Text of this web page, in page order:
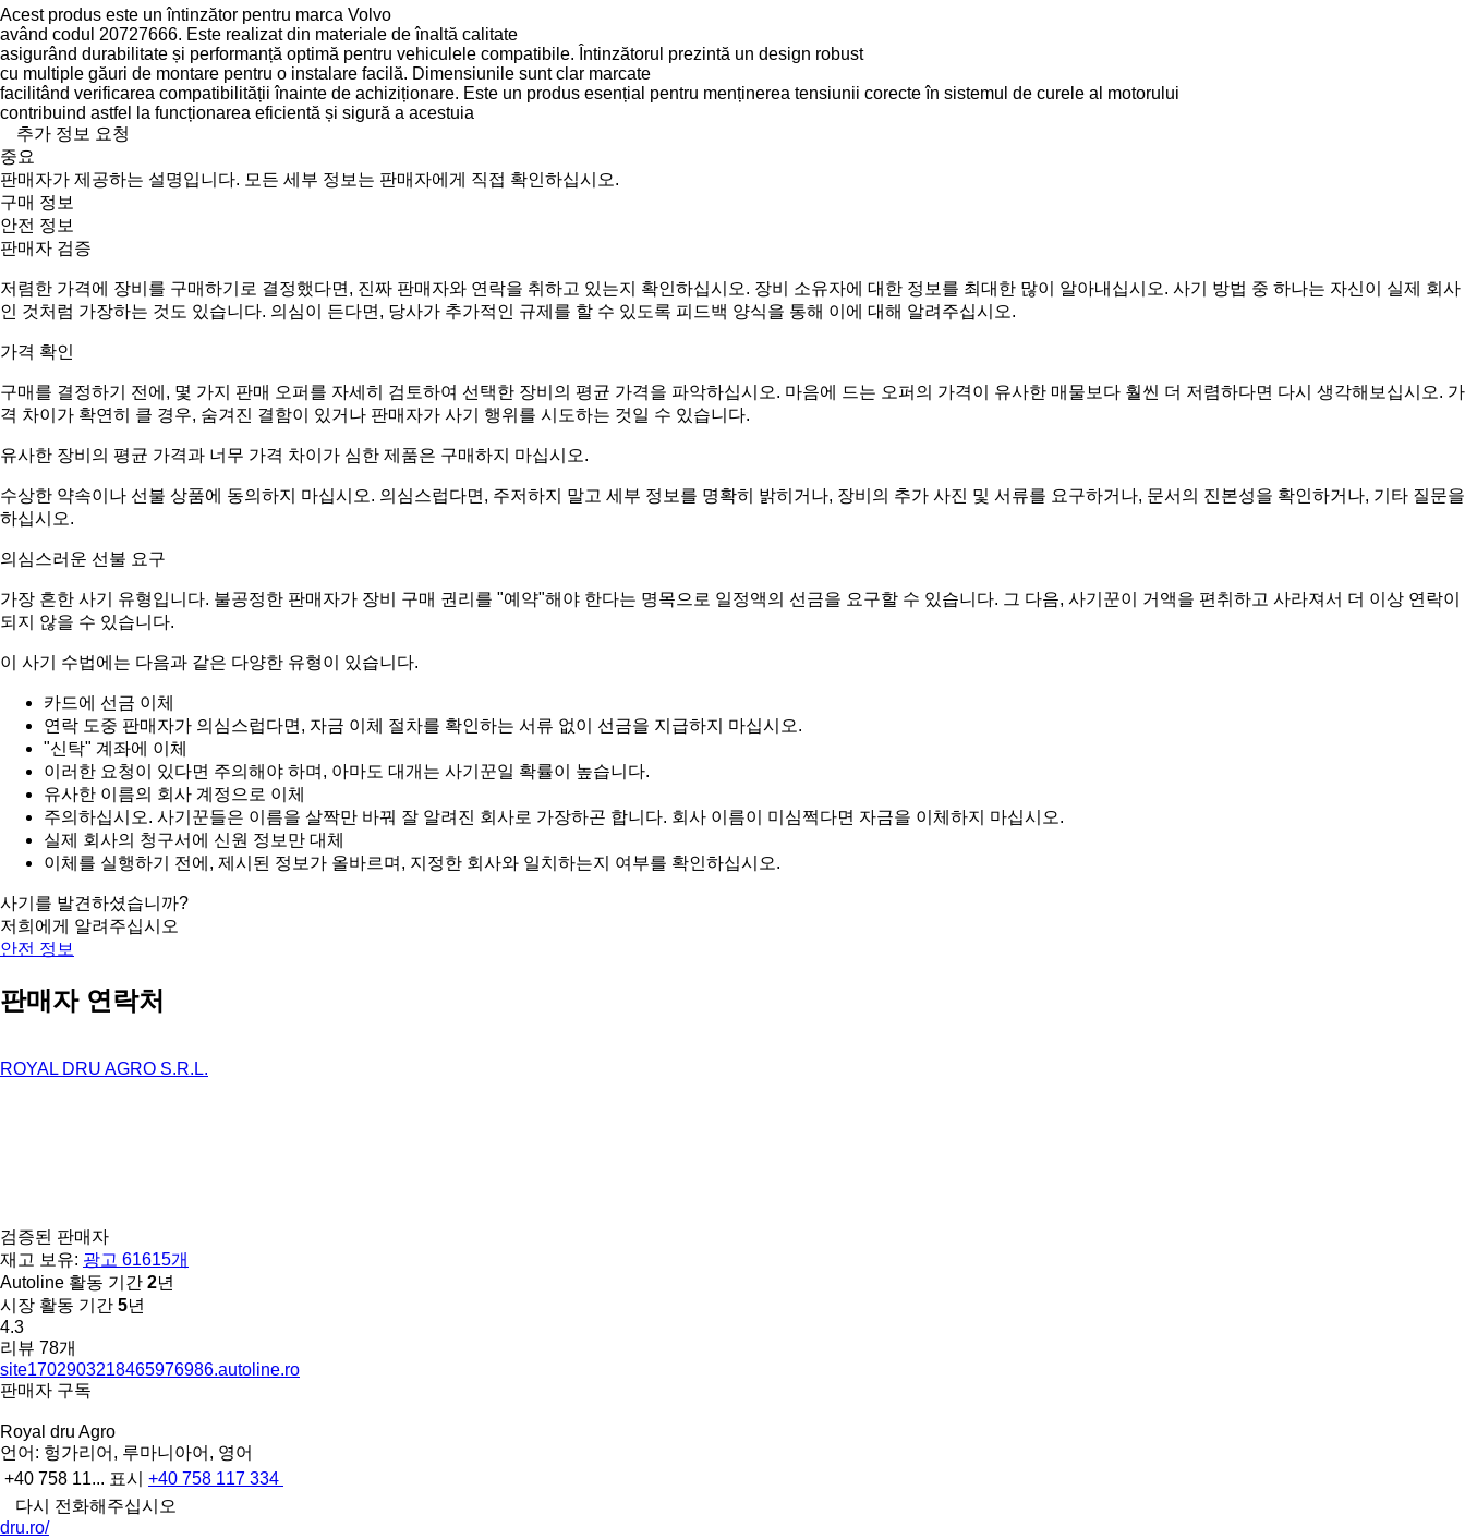
Acest produs este un întinzător pentru marca Volvo
având codul 20727666. Este realizat din materiale de înaltă calitate
asigurând durabilitate și performanță optimă pentru vehiculele compatibile. Întinzătorul prezintă un design robust
cu multiple găuri de montare pentru o instalare facilă. Dimensiunile sunt clar marcate
facilitând verificarea compatibilității înainte de achiziționare. Este un produs esențial pentru menținerea tensiunii corecte în sistemul de curele al motorului
contribuind astfel la funcționarea eficientă și sigură a acestuia
추가 정보 요청
중요
판매자가 제공하는 설명입니다. 모든 세부 정보는 판매자에게 직접 확인하십시오.
구매 정보
안전 정보
판매자 검증
저렴한 가격에 장비를 구매하기로 결정했다면, 진짜 판매자와 연락을 취하고 있는지 확인하십시오. 장비 소유자에 대한 정보를 최대한 많이 알아내십시오. 사기 방법 중 하나는 자신이 실제 회사
인 것처럼 가장하는 것도 있습니다. 의심이 든다면, 당사가 추가적인 규제를 할 수 있도록 피드백 양식을 통해 이에 대해 알려주십시오.
가격 확인
구매를 결정하기 전에, 몇 가지 판매 오퍼를 자세히 검토하여 선택한 장비의 평균 가격을 파악하십시오. 마음에 드는 오퍼의 가격이 유사한 매물보다 훨씬 더 저렴하다면 다시 생각해보십시오. 가
격 차이가 확연히 클 경우, 숨겨진 결함이 있거나 판매자가 사기 행위를 시도하는 것일 수 있습니다.
유사한 장비의 평균 가격과 너무 가격 차이가 심한 제품은 구매하지 마십시오.
수상한 약속이나 선불 상품에 동의하지 마십시오. 의심스럽다면, 주저하지 말고 세부 정보를 명확히 밝히거나, 장비의 추가 사진 및 서류를 요구하거나, 문서의 진본성을 확인하거나, 기타 질문을
하십시오.
의심스러운 선불 요구
가장 흔한 사기 유형입니다. 불공정한 판매자가 장비 구매 권리를 "예약"해야 한다는 명목으로 일정액의 선금을 요구할 수 있습니다. 그 다음, 사기꾼이 거액을 편취하고 사라져서 더 이상 연락이
되지 않을 수 있습니다.
이 사기 수법에는 다음과 같은 다양한 유형이 있습니다.
카드에 선금 이체
연락 도중 판매자가 의심스럽다면, 자금 이체 절차를 확인하는 서류 없이 선금을 지급하지 마십시오.
"신탁" 계좌에 이체
이러한 요청이 있다면 주의해야 하며, 아마도 대개는 사기꾼일 확률이 높습니다.
유사한 이름의 회사 계정으로 이체
주의하십시오. 사기꾼들은 이름을 살짝만 바꿔 잘 알려진 회사로 가장하곤 합니다. 회사 이름이 미심쩍다면 자금을 이체하지 마십시오.
실제 회사의 청구서에 신원 정보만 대체
이체를 실행하기 전에, 제시된 정보가 올바르며, 지정한 회사와 일치하는지 여부를 확인하십시오.
사기를 발견하셨습니까?
저희에게 알려주십시오
안전 정보
판매자 연락처
ROYAL DRU AGRO S.R.L.
검증된 판매자
재고 보유: 광고 61615개
Autoline 활동 기간 2년
시장 활동 기간 5년
4.3
리뷰 78개
site1702903218465976986.autoline.ro
판매자 구독
Royal dru Agro
언어: 헝가리어, 루마니아어, 영어
+40 758 11... 표시 +40 758 117 334
다시 전화해주십시오
dru.ro/